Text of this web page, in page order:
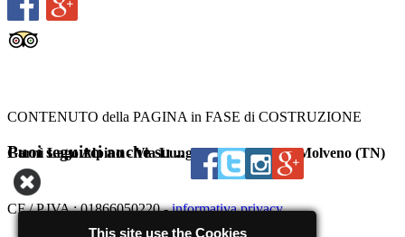
This site use the Cookies
CONTENUTO della PAGINA in FASE di COSTRUZIONE
Puoi seguirci anche su ..
Garnì Lago Alpino - Via Lungolago, 20 - 38018 Molveno (TN)
CF / P.IVA : 01866050220 -informativa privacy